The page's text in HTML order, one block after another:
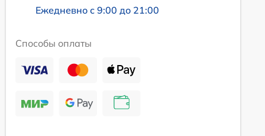
Ежедневно с 9:00 до 21:00
Способы оплаты